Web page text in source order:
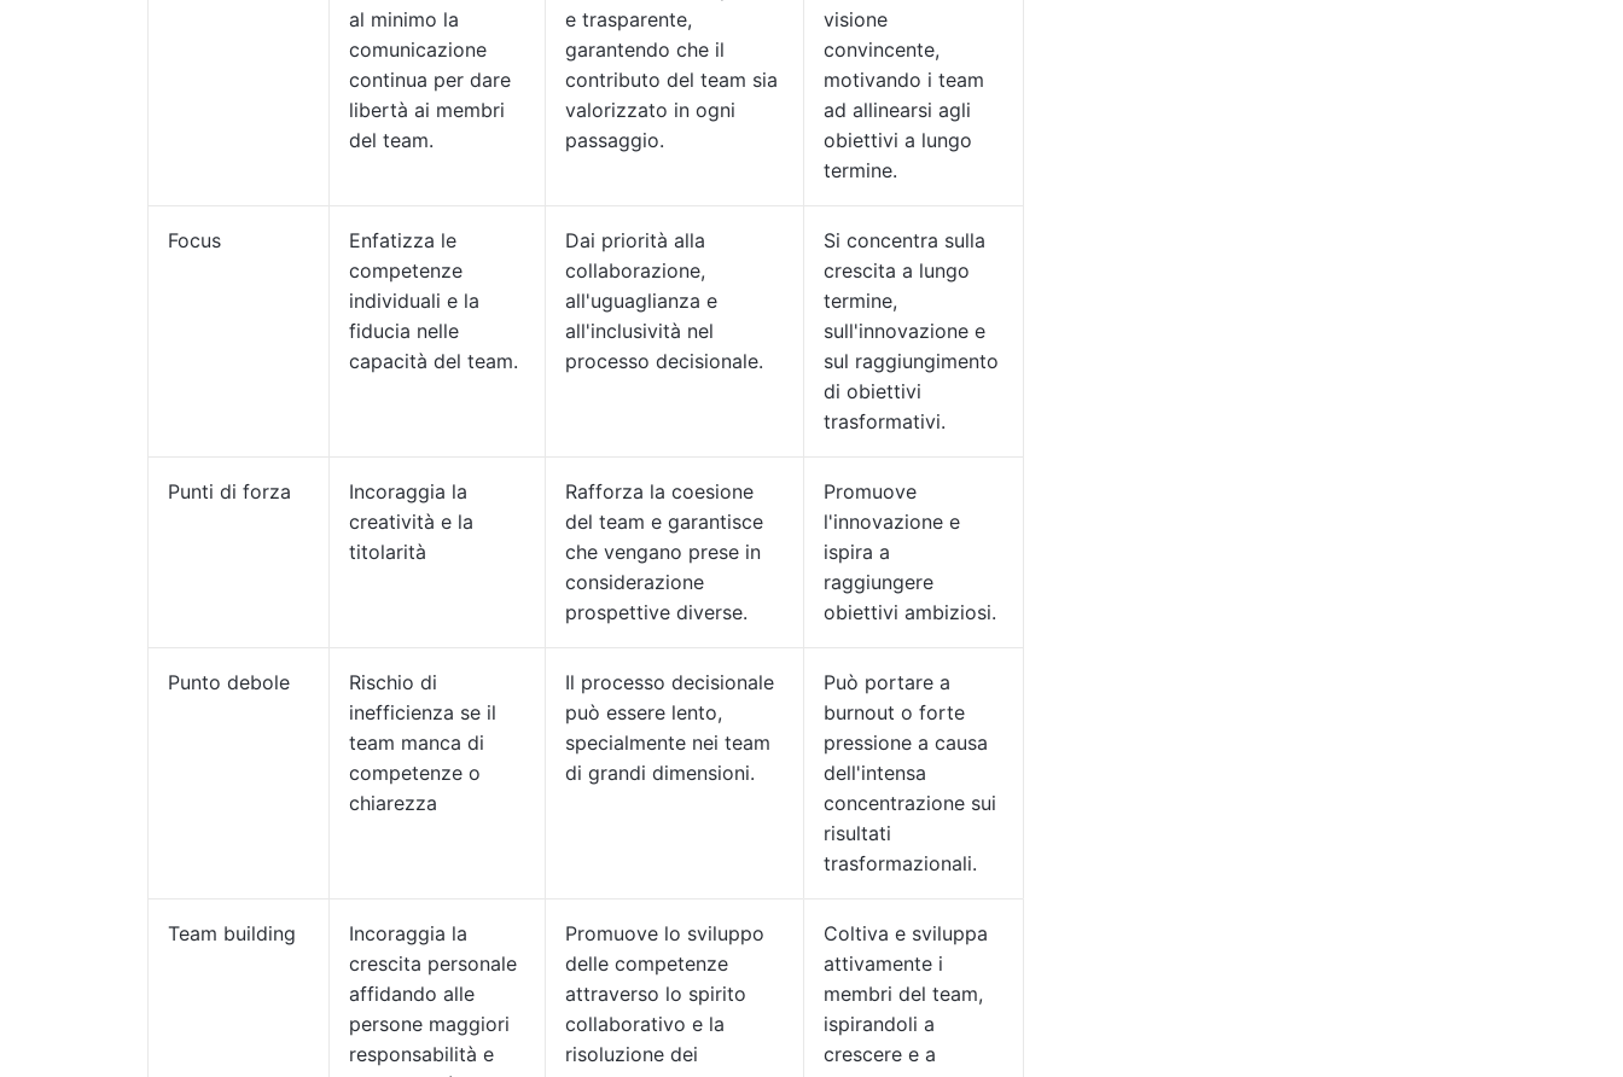
al minimo la
comunicazione
continua per dare
libertà ai membri
del team.
e trasparente,
garantendo che il
contributo del team sia
valorizzato in ogni
passaggio.
visione
convincente,
motivando i team
ad allinearsi agli
obiettivi a lungo
termine.
Focus
Enfatizza le
competenze
individuali e la
fiducia nelle
capacità del team.
Dai priorità alla
collaborazione,
all'uguaglianza e
all'inclusività nel
processo decisionale.
Si concentra sulla
crescita a lungo
termine,
sull'innovazione e
sul raggiungimento
di obiettivi
trasformativi.
Punti di forza
Incoraggia la
creatività e la
titolarità
Rafforza la coesione
del team e garantisce
che vengano prese in
considerazione
prospettive diverse.
Promuove
l'innovazione e
ispira a
raggiungere
obiettivi ambiziosi.
Punto debole
Rischio di
inefficienza se il
team manca di
competenze o
chiarezza
Il processo decisionale
può essere lento,
specialmente nei team
di grandi dimensioni.
Può portare a
burnout o forte
pressione a causa
dell'intensa
concentrazione sui
risultati
trasformazionali.
Team building
Incoraggia la
crescita personale
affidando alle
persone maggiori
responsabilità e
Promuove lo sviluppo
delle competenze
attraverso lo spirito
collaborativo e la
risoluzione dei
Coltiva e sviluppa
attivamente i
membri del team,
ispirandoli a
crescere e a